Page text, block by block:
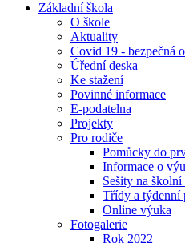
Základní škola
O škole
Aktuality
Covid 19 - bezpečná
Úřední deska
Ke stažení
Povinné informace
E-podatelna
Projekty
Pro rodiče
Pomůcky do
Informace o
Sešity na školní
Třídy a týdenní
Online výuka
Fotogalerie
Rok 2022